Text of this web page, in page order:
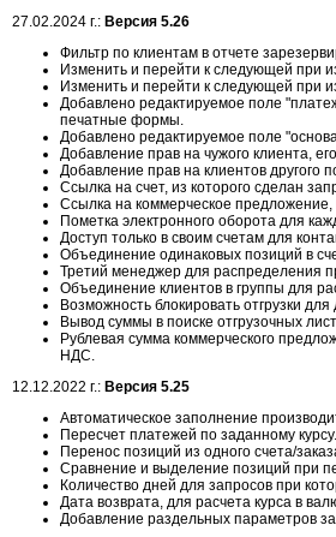
27.02.2024 г.: Версия 5.26
Фильтр по клиентам в отчете
Изменить и перейти к следующей при
Изменить и перейти к следующей при
Добавлено редактируемое поле
печатные формы.
Добавлено редактируемое поле
Добавление прав на чужого клиента,
Добавление прав на клиентов другого
Ссылка на счет, из которого сделан
Ссылка на коммерческое предложение,
Пометка электронного оборота для
Доступ только в своим счетам для
Объединение одинаковых позиций в
Третий менеджер для распределения
Объединение клиентов в группы для
Возможность блокировать отгрузки для
Вывод суммы в поиске отгрузочных
Рублевая сумма коммерческого
НДС.
12.12.2022 г.: Версия 5.25
Автоматическое заполнение
Пересчет платежей по заданному курсу.
Перенос позиций из одного счета/
Сравнение и выделение позиций при
Количество дней для запросов при
Дата возврата, для расчета курса в
Добавление раздельных параметров